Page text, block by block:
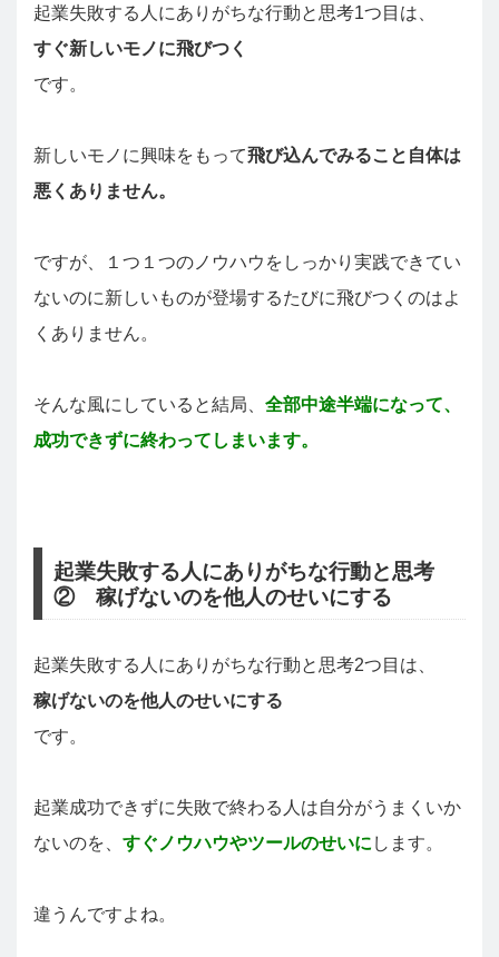
起業失敗する人にありがちな行動と思考1つ目は、
すぐ新しいモノに飛びつく
です。
新しいモノに興味をもって飛び込んでみること自体は
悪くありません。
ですが、１つ１つのノウハウをしっかり実践できてい
ないのに新しいものが登場するたびに飛びつくのはよ
くありません。
そんな風にしていると結局、 全部中途半端になって、
成功できずに終わってしまいます。
起業失敗する人にありがちな行動と思考
② 稼げないのを他人のせいにする
起業失敗する人にありがちな行動と思考2つ目は、
稼げないのを他人のせいにする
です。
起業成功できずに失敗で終わる人は自分がうまくいか
ないのを、 すぐノウハウやツールのせいに します。
違うんですよね。